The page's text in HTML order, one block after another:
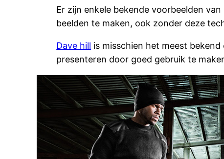
Er zijn enkele bekende voorbeelden
beelden te maken, ook zonder deze
Dave hill is misschien het meest
presenteren door goed gebruik te